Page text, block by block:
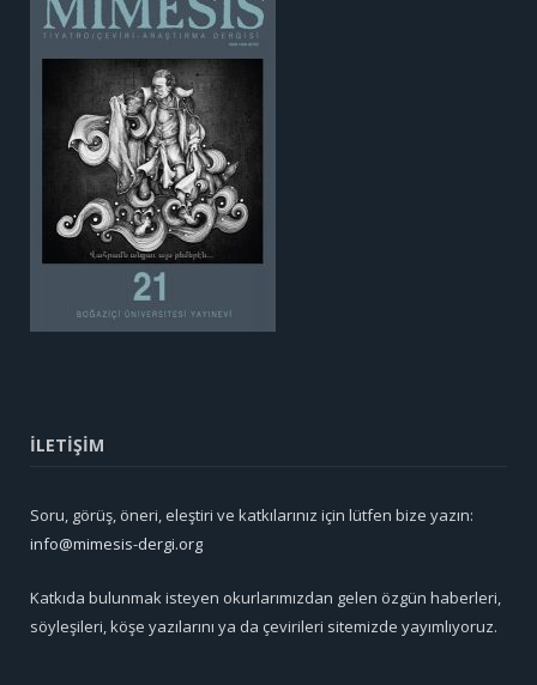
İLETİŞİM
Soru, görüş, öneri, eleştiri ve katkılarınız için lütfen bize yazın:
info@mimesis-dergi.org
Katkıda bulunmak isteyen okurlarımızdan gelen özgün haberleri,
söyleşileri, köşe yazılarını ya da çevirileri sitemizde yayımlıyoruz.